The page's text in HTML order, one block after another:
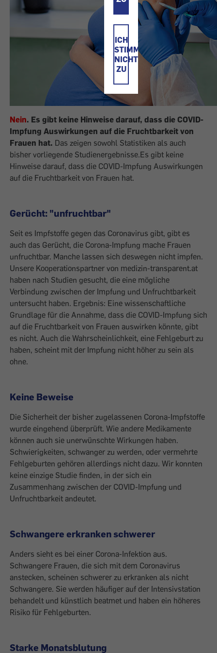
ICH
STIMME
NICHT
ZU
Nein. Es gibt keine Hinweise darauf, dass die COVID-
Impfung Auswirkungen auf die Fruchtbarkeit von
Frauen hat. Das zeigen sowohl Statistiken als auch
bisher vorliegende Studienergebnisse.Es gibt keine
Hinweise darauf, dass die COVID-Impfung Auswirkungen
auf die Fruchtbarkeit von Frauen hat.
Gerücht: "unfruchtbar"
Seit es Impfstoffe gegen das Coronavirus gibt, gibt es
auch das Gerücht, die Corona-Impfung mache Frauen
unfruchtbar. Manche lassen sich deswegen nicht impfen.
Unsere Kooperationspartner von medizin-transparent.at
haben nach Studien gesucht, die eine mögliche
Verbindung zwischen der Impfung und Unfruchtbarkeit
untersucht haben. Ergebnis: Eine wissenschaftliche
Grundlage für die Annahme, dass die COVID-Impfung sich
auf die Fruchtbarkeit von Frauen auswirken könnte, gibt
es nicht. Auch die Wahrscheinlichkeit, eine Fehlgeburt zu
haben, scheint mit der Impfung nicht höher zu sein als
ohne.
Keine Beweise
Die Sicherheit der bisher zugelassenen Corona-Impfstoffe
wurde eingehend überprüft. Wie andere Medikamente
können auch sie unerwünschte Wirkungen haben.
Schwierigkeiten, schwanger zu werden, oder vermehrte
Fehlgeburten gehören allerdings nicht dazu. Wir konnten
keine einzige Studie finden, in der sich ein
Zusammenhang zwischen der COVID-Impfung und
Unfruchtbarkeit andeutet.
Schwangere erkranken schwerer
Anders sieht es bei einer Corona-Infektion aus.
Schwangere Frauen, die sich mit dem Coronavirus
anstecken, scheinen schwerer zu erkranken als nicht
Schwangere. Sie werden häufiger auf der Intensivstation
behandelt und künstlich beatmet und haben ein höheres
Risiko für Fehlgeburten.
Starke Monatsblutung